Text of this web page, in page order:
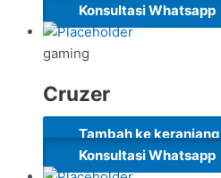
Konsultasi Whatsapp
gaming
Cruzer
Tambah ke keranjang
Konsultasi Whatsapp